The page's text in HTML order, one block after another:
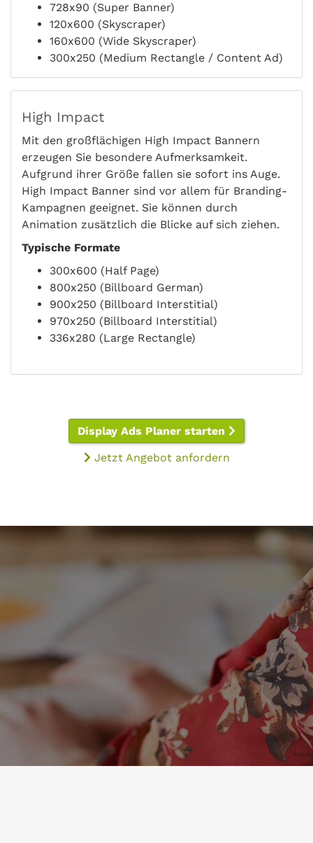
728x90 (Super Banner)
120x600 (Skyscraper)
160x600 (Wide Skyscraper)
300x250 (Medium Rectangle / Content Ad)
High Impact
Mit den großflächigen High Impact Bannern
erzeugen Sie besondere Aufmerksamkeit.
Aufgrund ihrer Größe fallen sie sofort ins Auge.
High Impact Banner sind vor allem für Branding-
Kampagnen geeignet. Sie können durch
Animation zusätzlich die Blicke auf sich ziehen.
Typische Formate
300x600 (Half Page)
800x250 (Billboard German)
900x250 (Billboard Interstitial)
970x250 (Billboard Interstitial)
336x280 (Large Rectangle)
Display Ads Planer starten
Jetzt Angebot anfordern